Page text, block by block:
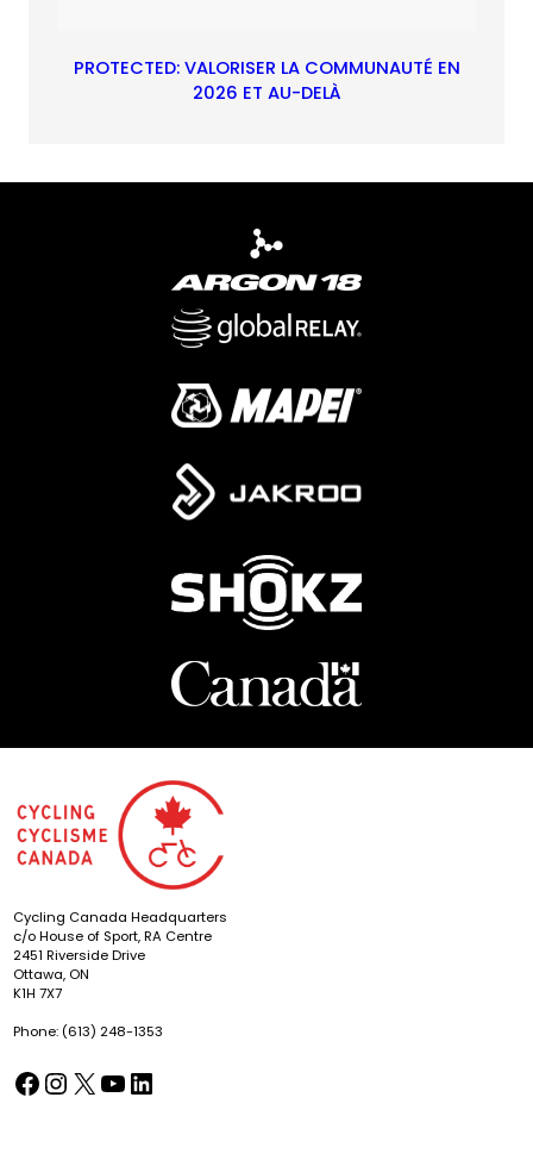
PROTECTED: VALORISER LA COMMUNAUTÉ EN
2026 ET AU-DELÀ
Cycling Canada Headquarters
c/o House of Sport, RA Centre
2451 Riverside Drive
Ottawa, ON
K1H 7X7
Phone: (613) 248-1353
Facebook(opens in a new tab) Instagram
(opens in a new tab) X
(opens in a new tab) YouTube
(opens in a new tab) LinkedIn
(opens in a new tab)